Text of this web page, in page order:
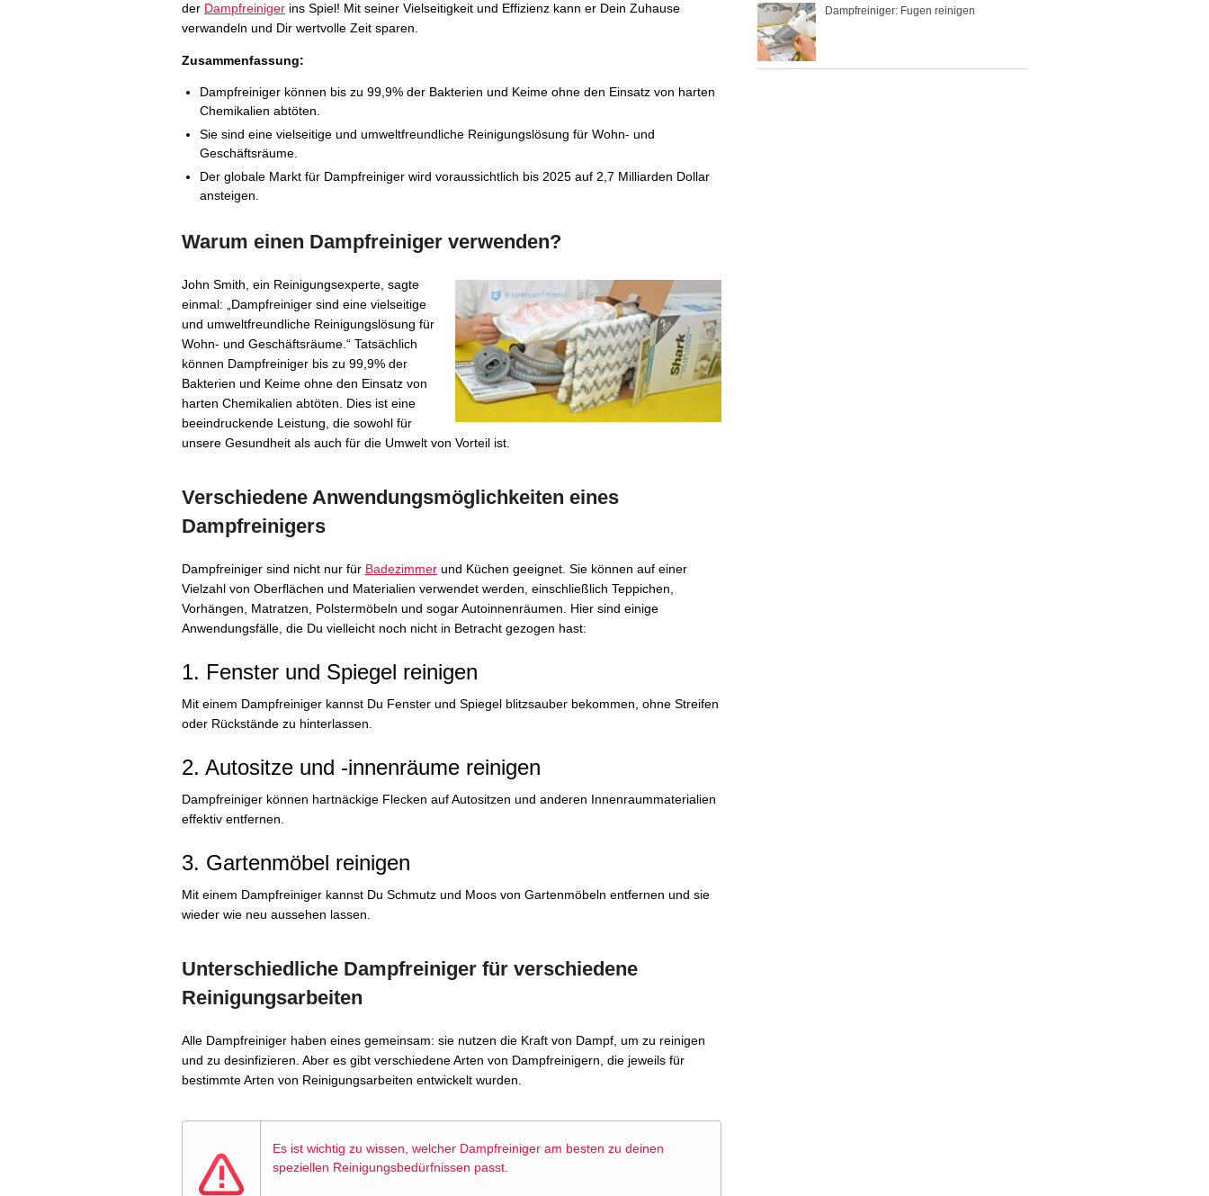
der Dampfreiniger ins Spiel! Mit seiner Vielseitigkeit und Effizienz kann er Dein Zuhause
verwandeln und Dir wertvolle Zeit sparen.
Zusammenfassung:
Dampfreiniger können bis zu 99,9% der Bakterien und Keime ohne den Einsatz von harten
Chemikalien abtöten.
Sie sind eine vielseitige und umweltfreundliche Reinigungslösung für Wohn- und
Geschäftsräume.
Der globale Markt für Dampfreiniger wird voraussichtlich bis 2025 auf 2,7 Milliarden Dollar
ansteigen.
Warum einen Dampfreiniger verwenden?
John Smith, ein Reinigungsexperte, sagte
einmal: „Dampfreiniger sind eine vielseitige
und umweltfreundliche Reinigungslösung für
Wohn- und Geschäftsräume.“ Tatsächlich
können Dampfreiniger bis zu 99,9% der
Bakterien und Keime ohne den Einsatz von
harten Chemikalien abtöten. Dies ist eine
beeindruckende Leistung, die sowohl für
unsere Gesundheit als auch für die Umwelt von Vorteil ist.
Verschiedene Anwendungsmöglichkeiten eines
Dampfreinigers
Dampfreiniger sind nicht nur für Badezimmer und Küchen geeignet. Sie können auf einer
Vielzahl von Oberflächen und Materialien verwendet werden, einschließlich Teppichen,
Vorhängen, Matratzen, Polstermöbeln und sogar Autoinnenräumen. Hier sind einige
Anwendungsfälle, die Du vielleicht noch nicht in Betracht gezogen hast:
1. Fenster und Spiegel reinigen
Mit einem Dampfreiniger kannst Du Fenster und Spiegel blitzsauber bekommen, ohne Streifen
oder Rückstände zu hinterlassen.
2. Autositze und -innenräume reinigen
Dampfreiniger können hartnäckige Flecken auf Autositzen und anderen Innenraummaterialien
effektiv entfernen.
3. Gartenmöbel reinigen
Mit einem Dampfreiniger kannst Du Schmutz und Moos von Gartenmöbeln entfernen und sie
wieder wie neu aussehen lassen.
Unterschiedliche Dampfreiniger für verschiedene
Reinigungsarbeiten
Alle Dampfreiniger haben eines gemeinsam: sie nutzen die Kraft von Dampf, um zu reinigen
und zu desinfizieren. Aber es gibt verschiedene Arten von Dampfreinigern, die jeweils für
bestimmte Arten von Reinigungsarbeiten entwickelt wurden.
Es ist wichtig zu wissen, welcher Dampfreiniger am besten zu deinen
speziellen Reinigungsbedürfnissen passt.
Dampfreiniger: Fugen reinigen